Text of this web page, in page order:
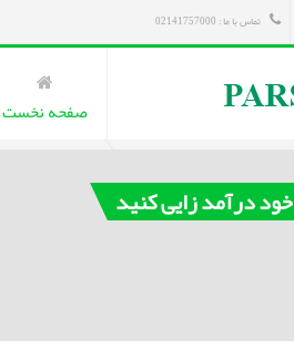
تماس با ما : 02141757000
صفحه نخست
درآمد زایی کنید